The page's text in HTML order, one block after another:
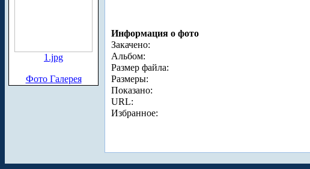
1.jpg
Фото Галерея
Информация о фото
Закачено:
Альбом:
Размер файла:
Размеры:
Показано:
URL:
Избранное: